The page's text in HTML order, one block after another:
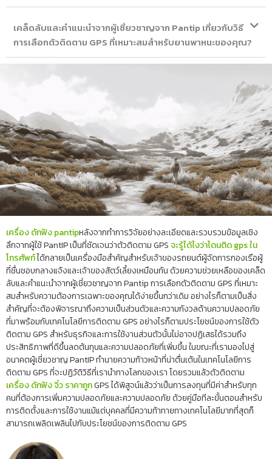
เคล็ดลับและคำแนะนำจากผู้เชี่ยวชาญจาก Pantip เกี่ยวกับวิธี
การเลือกตัวติดตาม GPS ที่เหมาะสมสำหรับยานพาหนะของคุณ?
เครื่อง ดักฟัง pantipหลังจากทำการวิจัยอย่างละเอียดและรวบรวมข้อมูลเชิง
ลึกจากผู้ใช้ PantIP เป็นที่ชัดเจนว่าตัวติดตาม GPSจะรู้ได้ไงว่าโดนติด gps ใน
โทรศัพท์ได้กลายเป็นเครื่องมือสำคัญสำหรับเจ้าของรถยนต์ผู้จัดการกองเรือผู้
ที่ชื่นชอบกลางแจ้งและเจ้าของสัตว์เลี้ยงเหมือนกัน ด้วยความช่วยเหลือของเคล็ด
ลับและคำแนะนำจากผู้เชี่ยวชาญจาก Pantip การเลือกตัวติดตาม GPS ที่เหมาะ
สมสำหรับความต้องการเฉพาะของคุณได้ง่ายขึ้นกว่าเดิม อย่างไรก็ตามเป็นสิ่ง
สำคัญที่จะต้องพิจารณาถึงความเป็นส่วนตัวและความกังวลด้านความปลอดภัย
ที่มาพร้อมกับเทคโนโลยีการติดตาม GPS อย่างไรก็ตามประโยชน์ของการใช้ตัว
ติดตาม GPS สำหรับธุรกิจและการใช้งานส่วนตัวนั้นไม่อาจปฏิเสธได้รวมถึง
ประสิทธิภาพที่ดีขึ้นลดต้นทุนและความปลอดภัยที่เพิ่มขึ้น ในขณะที่เรามองไปสู่
อนาคตผู้เชี่ยวชาญ PantIP ทำนายความก้าวหน้าที่น่าตื่นเต้นในเทคโนโลยีการ
ติดตาม GPS ที่จะปฏิวัติวิธีที่เรานำทางโลกของเรา โดยรวมแล้วตัวติดตาม
เครื่อง ดักฟัง จิ๋ว ราคาถูกGPS ได้พิสูจน์แล้วว่าเป็นการลงทุนที่มีค่าสำหรับทุก
คนที่ต้องการเพิ่มความปลอดภัยและความปลอดภัย ด้วยคู่มือทีละขั้นตอนสำหรับ
การติดตั้งและการใช้งานแม้แต่บุคคลที่มีความท้าทายทางเทคโนโลยีมากที่สุดก็
สามารถเพลิดเพลินไปกับประโยชน์ของการติดตาม GPS